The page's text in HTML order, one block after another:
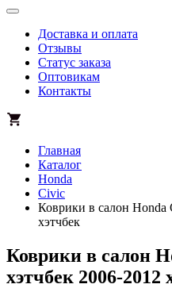
Доставка и оплата
Отзывы
Статус заказа
Оптовикам
Контакты
Главная
Каталог
Honda
Civic
Коврики в салон Honda
хэтчбек
Коврики в салон
хэтчбек 2006-2012